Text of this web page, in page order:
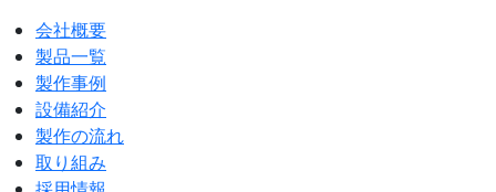
会社概要
製品一覧
製作事例
設備紹介
製作の流れ
取り組み